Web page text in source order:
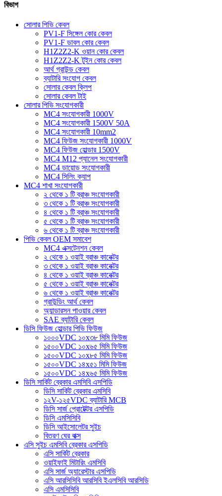
বিভাগ
সোলার পিভি কেবল
PV1-F সিঙ্গেল কোর কেবল
PV1-F ডাবল কোর কেবল
H1Z2Z2-K ওয়ান কোর কেবল
H1Z2Z2-K টুইন কোর কেবল
আর্থ গ্রাউন্ড কেবল
ব্যাটারি সংযোগ কেবল
সোলার কেবল ক্লিপ
সোলার কেবল টাই
সোলার পিভি সংযোগকারী
MC4 সংযোগকারী 1000V
MC4 সংযোগকারী 1500V 50A
MC4 সংযোগকারী 10mm2
MC4 ফিউজ সংযোগকারী 1000V
MC4 ফিউজ হোল্ডার 1500V
MC4 M12 প্যানেল সংযোগকারী
MC4 ডায়োড সংযোগকারী
MC4 সিলিং ক্যাপ
MC4 শাখা সংযোগকারী
২ থেকে ১ টি ব্রাঞ্চ সংযোগকারী
৩ থেকে ১ টি ব্রাঞ্চ সংযোগকারী
৪ থেকে ১ টি ব্রাঞ্চ সংযোগকারী
৫ থেকে ১ টি ব্রাঞ্চ সংযোগকারী
৬ থেকে ১ টি ব্রাঞ্চ সংযোগকারী
পিভি কেবল OEM সমাবেশ
MC4 এক্সটেনশন কেবল
২ থেকে ১ ওয়াই ব্রাঞ্চ কানেক্টর
৩ থেকে ১ ওয়াই ব্রাঞ্চ কানেক্টর
৪ থেকে ১ ওয়াই ব্রাঞ্চ কানেক্টর
৫ থেকে ১ ওয়াই ব্রাঞ্চ কানেক্টর
৬ থেকে ১ ওয়াই ব্রাঞ্চ কানেক্টর
গ্রাউন্ডিং আর্থ কেবল
অ্যান্ডারসন পাওয়ার কেবল
SAE ব্যাটারি কেবল
ডিসি ফিউজ হোল্ডার পিভি ফিউজ
১০০০VDC ১০x৩৮ মিমি ফিউজ
১৫০০VDC ১০x৬৫ মিমি ফিউজ
১৫০০VDC ১০x৮৫ মিমি ফিউজ
১৫০০VDC ১৪x৫১ মিমি ফিউজ
১৫০০VDC ১৪x৬৫ মিমি ফিউজ
ডিসি সার্কিট ব্রেকার এমসিবি এসপিডি
ডিসি সার্কিট ব্রেকার এমসিবি
১২V-১২৫VDC ব্যাটারি MCB
ডিসি সার্জ প্রোটেক্টর এসপিডি
ডিসি এমসিসিবি
ডিসি আইসোলেটর সুইচ
বিতরণ ঘের বাক্স
এসি সুইচ এমসিবি ব্রেকার এসপিডি
এসি সার্কিট ব্রেকার
ওয়াইফাই মিটারিং এমসিবি
এসি সার্জ অ্যারেস্টার এসপিডি
এসি আরসিসিবি আরসিবি ইএলসিবি আরসিডি
এসি এমসিসিবি